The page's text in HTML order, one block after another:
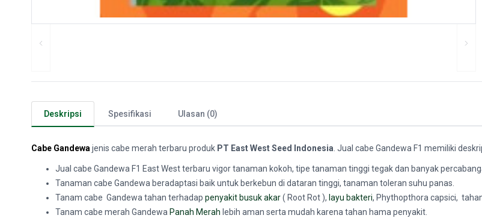
Deskripsi Spesifikasi Ulasan (0)
Cabe Gandewa jenis cabe merah terbaru produk PT East West Seed Indonesia . Jual cabe Gandewa F1 memiliki
Jual cabe Gandewa F1 East West terbaru vigor tanaman kokoh, tipe tanaman tinggi tegak dan banyak
Tanaman cabe Gandewa beradaptasi baik untuk berkebun di dataran tinggi, tanaman toleran suhu panas.
Tanam cabe Gandewa tahan terhadap penyakit busuk akar( Root Rot ), layu bakteri, Phythopthora capsici,
Tanam cabe merah Gandewa Panah Merah lebih aman serta mudah karena tahan hama penyakit.